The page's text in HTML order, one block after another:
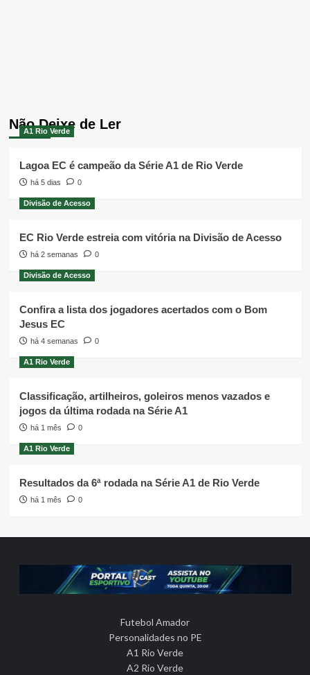
Não Deixe de Ler
A1 Rio Verde
Lagoa EC é campeão da Série A1 de Rio Verde
há 5 dias 0
Divisão de Acesso
EC Rio Verde estreia com vitória na Divisão de Acesso
há 2 semanas 0
Divisão de Acesso
Confira a lista dos jogadores acertados com o Bom
Jesus EC
há 4 semanas 0
A1 Rio Verde
Classificação, artilheiros, goleiros menos vazados e
jogos da última rodada na Série A1
há 1 mês 0
A1 Rio Verde
Resultados da 6ª rodada na Série A1 de Rio Verde
há 1 mês 0
Futebol Amador
Personalidades no PE
A1 Rio Verde
A2 Rio Verde